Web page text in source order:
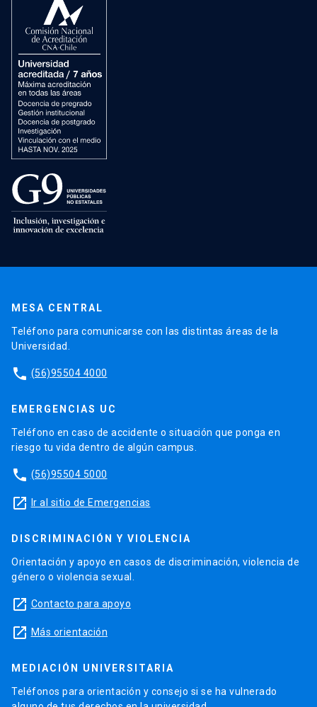
MESA CENTRAL
Teléfono para comunicarse con las distintas áreas de la
Universidad.
phone (56)95504 4000
EMERGENCIAS UC
Teléfono en caso de accidente o situación que ponga en
riesgo tu vida dentro de algún campus.
phone (56)95504 5000
launch Ir al sitio de Emergencias
DISCRIMINACIÓN Y VIOLENCIA
Orientación y apoyo en casos de discriminación, violencia de
género o violencia sexual.
launch Contacto para apoyo
launch Más orientación
MEDIACIÓN UNIVERSITARIA
Teléfonos para orientación y consejo si se ha vulnerado